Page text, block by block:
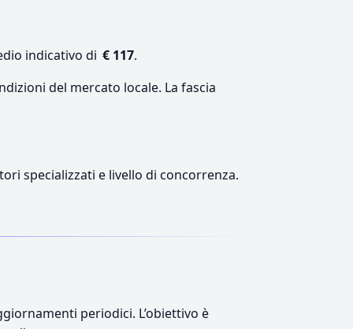
indicativo di € 117.
del mercato locale. La fascia
specializzati e livello di concorrenza.
periodici. L’obiettivo è